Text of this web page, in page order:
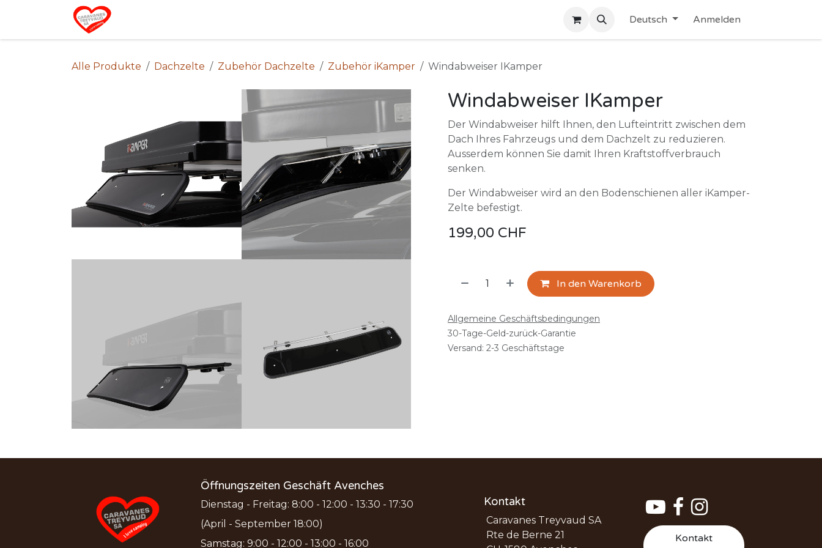
Zum Inhalt springen
Deutsch Anmelden
Alle Produkte Dachzelte Zubehör Dachzelte Zubehör iKamper Windabweiser IKamper
Windabweiser IKamper
Der Windabweiser hilft Ihnen, den Lufteintritt zwischen dem
Dach Ihres Fahrzeugs und dem Dachzelt zu reduzieren.
Ausserdem können Sie damit Ihren Kraftstoffverbrauch
senken.
Der Windabweiser wird an den Bodenschienen aller iKamper-
Zelte befestigt.
199,00 CHF
In den Warenkorb
Allgemeine Geschäftsbedingungen
30-Tage-Geld-zurück-Garantie
Versand: 2-3 Geschäftstage
Kontakt
Öffnungszeiten Geschäft Avenches
Dienstag - Freitag: 8:00 - 12:00 - 13:30 - 17:30
(April - September 18:00)
Samstag: 9:00 - 12:00 - 13:00 - 16:00
Kontakt
Caravanes Treyvaud SA
Rte de Berne 21